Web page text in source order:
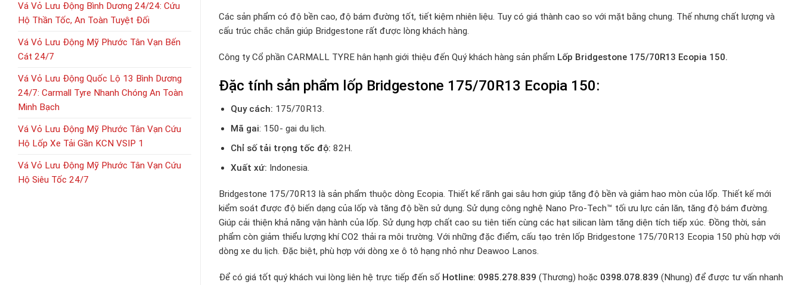
Vá Vỏ Lưu Động Bình Dương 24/24: Cứu
Hộ Thần Tốc, An Toàn Tuyệt Đối
Vá Vỏ Lưu Động Mỹ Phước Tân Vạn Bến
Cát 24/7
Vá Vỏ Lưu Động Quốc Lộ 13 Bình Dương
24/7: Carmall Tyre Nhanh Chóng An Toàn
Minh Bạch
Vá Vỏ Lưu Động Mỹ Phước Tân Vạn Cứu
Hộ Lốp Xe Tải Gần KCN VSIP 1
Vá Vỏ Lưu Động Mỹ Phước Tân Vạn Cứu
Hộ Siêu Tốc 24/7
Các sản phẩm có độ bền cao, độ bám đường tốt, tiết kiệm nhiên liệu. Tuy có giá thành cao so với mặt bằng chung. Thế nhưng chất lượng và
cấu trúc chắc chắn giúp Bridgestone rất được lòng khách hàng.
Công ty Cổ phần CARMALL TYRE hân hạnh giới thiệu đến Quý khách hàng sản phẩm Lốp Bridgestone 175/70R13 Ecopia 150.
Đặc tính sản phẩm lốp Bridgestone 175/70R13 Ecopia 150:
Quy cách: 175/70R13.
Mã gai: 150- gai du lịch.
Chỉ số tải trọng tốc độ: 82H.
Xuất xứ: Indonesia.
Bridgestone 175/70R13 là sản phẩm thuộc dòng Ecopia. Thiết kế rãnh gai sâu hơn giúp tăng độ bền và giảm hao mòn của lốp. Thiết kế mới
kiểm soát được độ biến dạng của lốp và tăng độ bền sử dụng. Sử dụng công nghệ Nano Pro-Tech™ tối ưu lực cản lăn, tăng độ bám đường.
Giúp cải thiện khả năng vận hành của lốp. Sử dụng hợp chất cao su tiên tiến cùng các hạt silican làm tăng diện tích tiếp xúc. Đồng thời, sản
phẩm còn giảm thiểu lượng khí CO2 thải ra môi trường. Với những đặc điểm, cấu tạo trên lốp Bridgestone 175/70R13 Ecopia 150 phù hợp với
dòng xe du lịch. Đặc biệt, phù hợp với dòng xe ô tô hạng nhỏ như Deawoo Lanos.
Để có giá tốt quý khách vui lòng liên hệ trực tiếp đến số Hotline: 0985.278.839 (Thương) hoặc 0398.078.839 (Nhung) để được tư vấn nhanh